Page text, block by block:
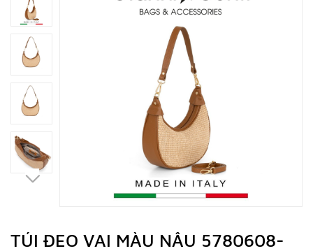
TÚI ĐEO VAI MÀU NÂU 5780608-